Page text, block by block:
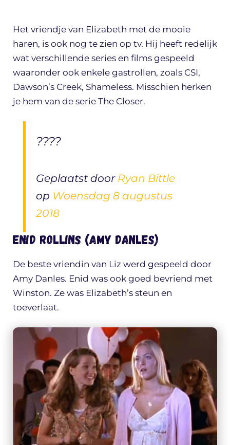
Het vriendje van Elizabeth met de mooie
haren, is ook nog te zien op tv. Hij heeft redelijk
wat verschillende series en films gespeeld
waaronder ook enkele gastrollen, zoals CSI,
Dawson’s Creek, Shameless. Misschien herken
je hem van de serie The Closer.
????
Geplaatst door Ryan Bittle
op Woensdag 8 augustus
2018
Enid Rollins (Amy Danles)
De beste vriendin van Liz werd gespeeld door
Amy Danles. Enid was ook goed bevriend met
Winston. Ze was Elizabeth’s steun en
toeverlaat.